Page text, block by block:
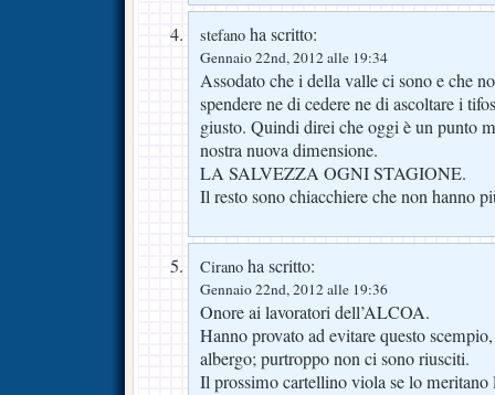
stefano ha scritto:
Gennaio 22nd, 2012 alle 19:34
Assodato che i della valle ci sono e che
spendere ne di cedere ne di ascoltare i
giusto. Quindi direi che oggi è un punto
nostra nuova dimensione.
LA SALVEZZA OGNI STAGIONE.
Il resto sono chiacchiere che non hanno
Cirano ha scritto:
Gennaio 22nd, 2012 alle 19:36
Onore ai lavoratori dell’ALCOA.
Hanno provato ad evitare questo
albergo; purtroppo non ci sono riusciti.
Il prossimo cartellino viola se lo meritano